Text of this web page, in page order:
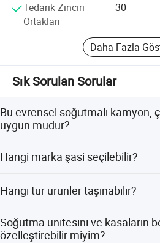
(ASME) Sertifikası ve AB
Tedarik Zinciri
Ortakları
30
Daha Fazla
Sık Sorulan Sorular
Bu evrensel soğutmalı kamyon,
uygun mudur?
zincir lojistik taşımacılığı için
Hangi marka şasi seçilebilir?
mevcuttur.
Hangi tür ürünler taşınabilir?
süt ürünleri ve tıbbi malzemeler.
Soğutma ünitesini ve kasaların
özelleştirebilir miyim?